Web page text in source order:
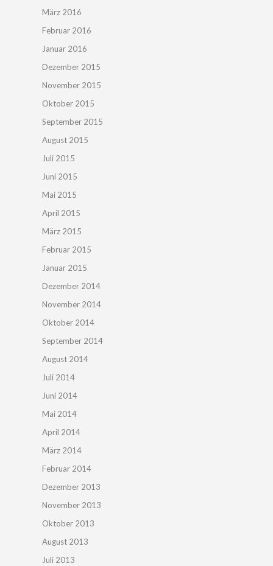
März 2016
Februar 2016
Januar 2016
Dezember 2015
November 2015
Oktober 2015
September 2015
August 2015
Juli 2015
Juni 2015
Mai 2015
April 2015
März 2015
Februar 2015
Januar 2015
Dezember 2014
November 2014
Oktober 2014
September 2014
August 2014
Juli 2014
Juni 2014
Mai 2014
April 2014
März 2014
Februar 2014
Dezember 2013
November 2013
Oktober 2013
August 2013
Juli 2013